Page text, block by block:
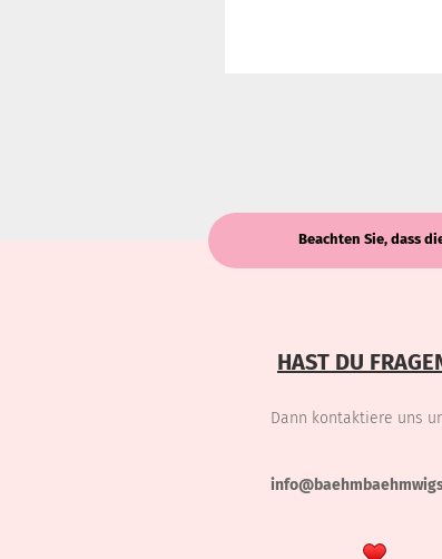
Beachten Sie, dass
HAST DU
Dann kontaktiere uns